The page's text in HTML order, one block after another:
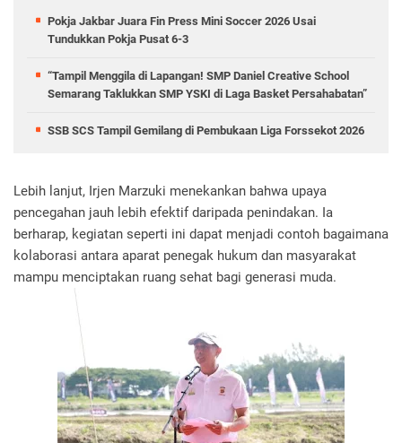
Pokja Jakbar Juara Fin Press Mini Soccer 2026 Usai
Tundukkan Pokja Pusat 6-3
“Tampil Menggila di Lapangan! SMP Daniel Creative School
Semarang Taklukkan SMP YSKI di Laga Basket Persahabatan”
SSB SCS Tampil Gemilang di Pembukaan Liga Forssekot 2026 ‎
Lebih lanjut, Irjen Marzuki menekankan bahwa upaya
pencegahan jauh lebih efektif daripada penindakan. Ia
berharap, kegiatan seperti ini dapat menjadi contoh bagaimana
kolaborasi antara aparat penegak hukum dan masyarakat
mampu menciptakan ruang sehat bagi generasi muda.